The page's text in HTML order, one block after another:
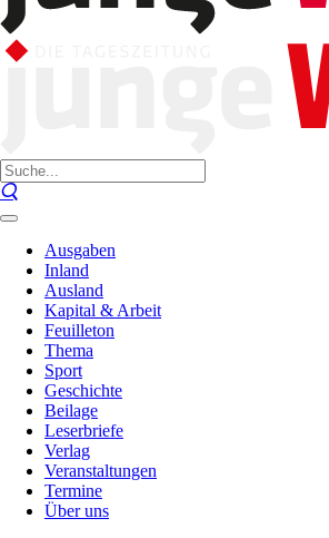
Ausgaben
Inland
Ausland
Kapital & Arbeit
Feuilleton
Thema
Sport
Geschichte
Beilage
Leserbriefe
Verlag
Veranstaltungen
Termine
Über uns